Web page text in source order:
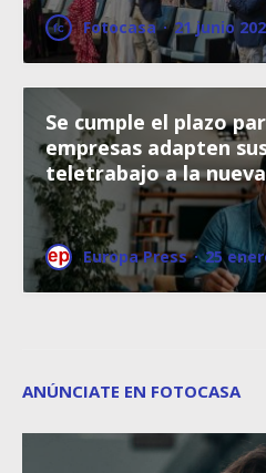
Fotocasa · 21 junio
Se cumple el plazo
empresas adapten
teletrabajo a la
Europa Press · 25
ANÚNCIATE EN FOTOCASA